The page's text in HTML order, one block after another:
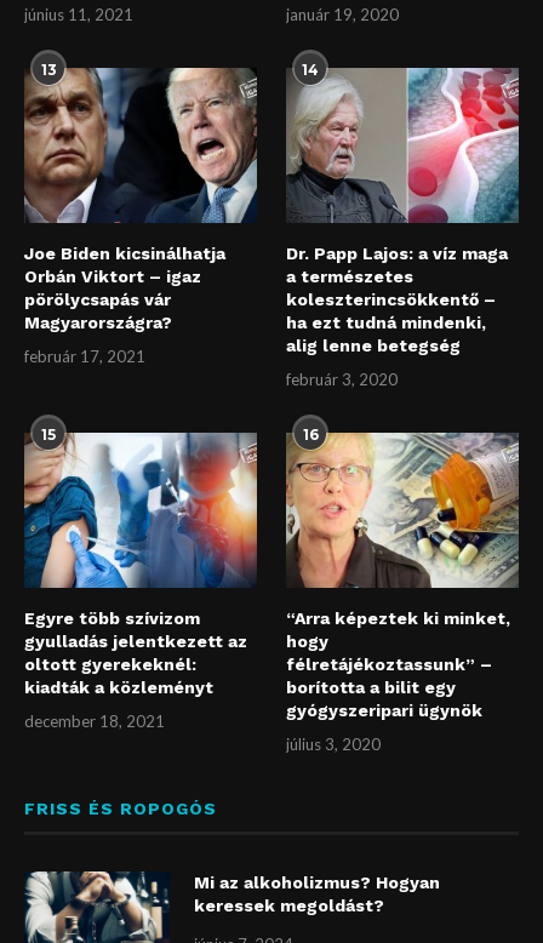
június 11, 2021
január 19, 2020
13
Joe Biden kicsinálhatja
Orbán Viktort – igaz
pörölycsapás vár
Magyarországra?
február 17, 2021
14
Dr. Papp Lajos: a víz maga
a természetes
koleszterincsökkentő –
ha ezt tudná mindenki,
alig lenne betegség
február 3, 2020
15
Egyre több szívizom
gyulladás jelentkezett az
oltott gyerekeknél:
kiadták a közleményt
december 18, 2021
16
“Arra képeztek ki minket,
hogy
félretájékoztassunk” –
borította a bilit egy
gyógyszeripari ügynök
július 3, 2020
FRISS ÉS ROPOGÓS
Mi az alkoholizmus? Hogyan
keressek megoldást?